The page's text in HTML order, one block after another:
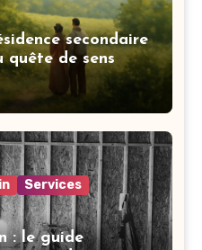
secondaire
quête de sens
Services
: le guide